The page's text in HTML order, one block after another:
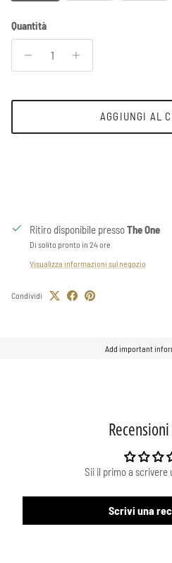
Quantità
AGGIUNGI AL
Ritiro disponibile pressoThe One
Di solito pronto in 24 ore
Visualizza informazioni sul negozio
Condividi
Add important
Sii il primo a scrivere
Scrivi una